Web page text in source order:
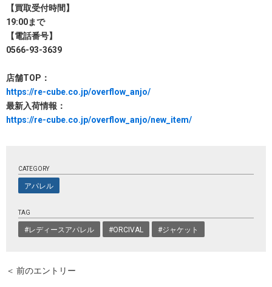
【買取受付時間】
19:00まで
【電話番号】
0566-93-3639
店舗TOP：
https://re-cube.co.jp/overflow_anjo/
最新入荷情報：
https://re-cube.co.jp/overflow_anjo/new_item/
CATEGORY
アパレル
TAG
#レディースアパレル #ORCIVAL #ジャケット
＜ 前のエントリー